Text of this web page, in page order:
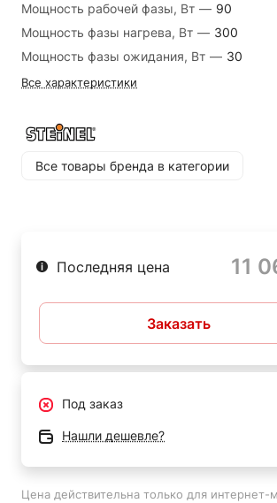
технология параллельной подач - для
износа
электронный контроль температуры -
работы
Мощность рабочей фазы, Вт — 90
Мощность фазы нагрева, Вт — 300
Мощность фазы ожидания, Вт — 30
Все характеристики
Все товары бренда в категории
Последняя цена 11
Заказать
Под заказ
Нашли дешевле?
Цена действительна только для интернет-